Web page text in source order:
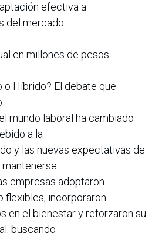
efectiva a
del mercado.
en millones de pesos
o Híbrido? El debate que
mundo laboral ha cambiado
a la
y las nuevas expectativas de
mantenerse
empresas adoptaron
flexibles, incorporaron
en el bienestar y reforzaron su
buscando